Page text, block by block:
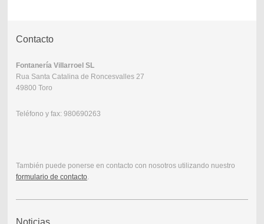
Contacto
Fontanería Villarroel SL
Rua Santa Catalina de Roncesvalles 27
49800 Toro
Teléfono y fax: 980690263
También puede ponerse en contacto con nosotros utilizando nuestro
formulario de contacto.
Noticias